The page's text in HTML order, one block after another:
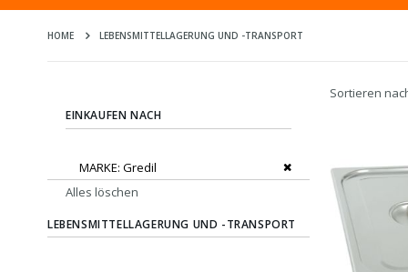
HOME LEBENSMITTELLAGERUNG UND -TRANSPORT
Sortieren
EINKAUFEN NACH
MARKE Gredil
Dies entfernen
Alles löschen
LEBENSMITTELLAGERUNG UND -TRANSPORT